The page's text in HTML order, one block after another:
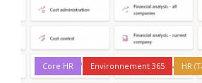
Core HR Environnement 365 HR